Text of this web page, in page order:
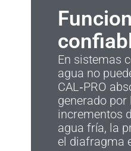
En sistemas
agua no
CAL‑PRO
generado
incrementos
agua fría, la
el diafragma